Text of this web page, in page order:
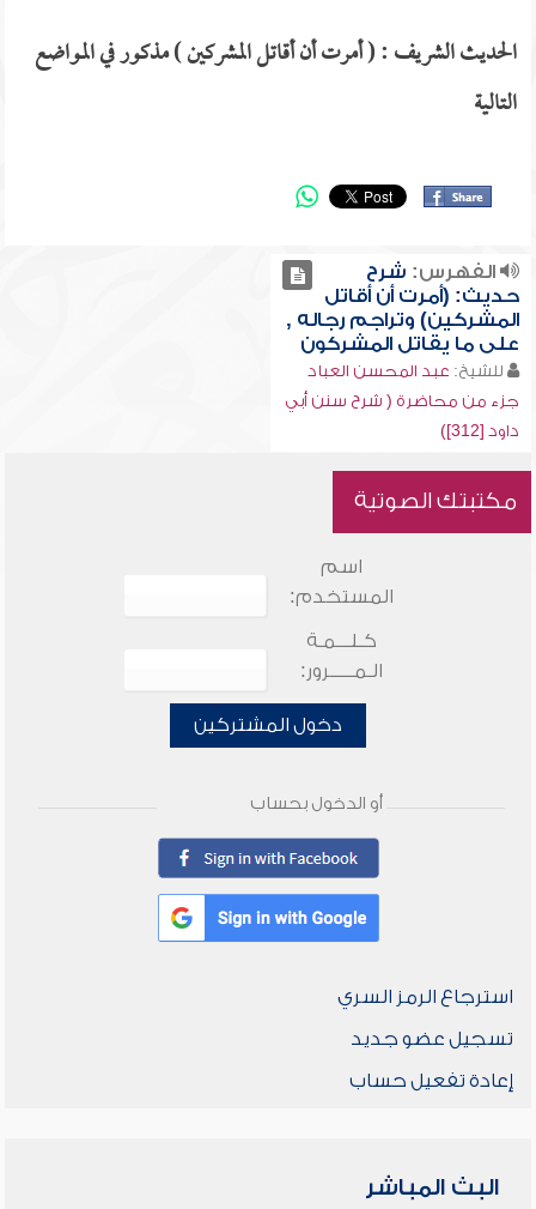
الحديث الشريف : ( أمرت أن أقاتل المشركين ) مذكور في المواضع
التالية
الفهرس: شرح
حديث: (أمرت أن أقاتل
المشركين) وتراجم رجاله ,
على ما يقاتل المشركون
للشيخ: عبد المحسن العباد
جزء من محاضرة ( شرح سنن أبي
داود [312])
مكتبتك الصوتية
اسم
المستخدم:
كـلـــمـة
الـمـــــرور:
دخول المشتركين
أو الدخول بحساب
استرجاع الرمز السري
تسجيل عضو جديد
إعادة تفعيل حساب
البث المباشر